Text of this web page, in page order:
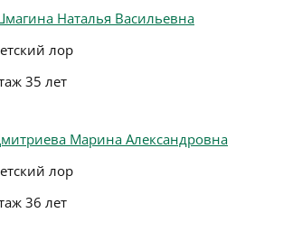
Наталья Васильевна
лор
35 лет
Марина Александровна
лор
36 лет